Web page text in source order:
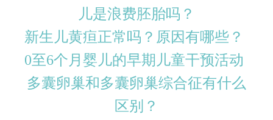
儿是浪费胚胎吗？
新生儿黄疸正常吗？原因有哪些？
0至6个月婴儿的早期儿童干预活动
多囊卵巢和多囊卵巢综合征有什么
区别？